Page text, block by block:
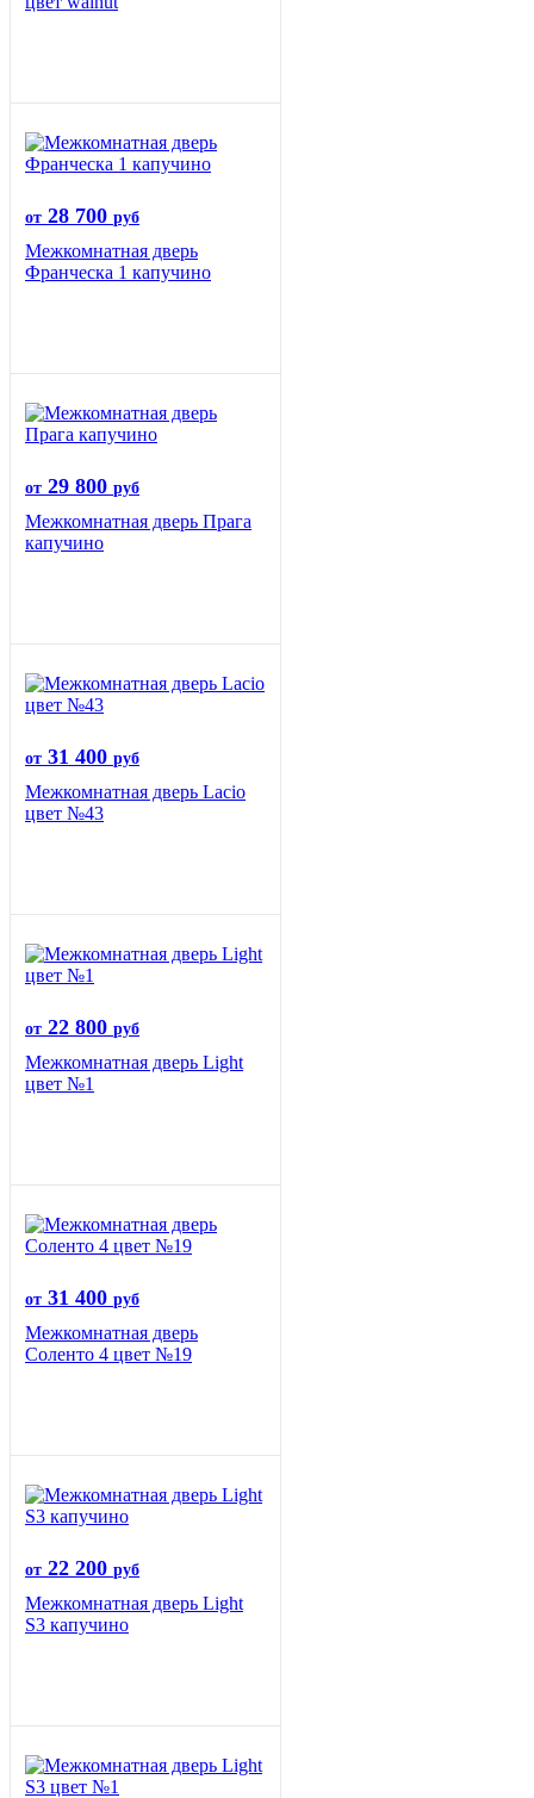
от 28 700 руб
Межкомнатная дверь
Франческа 1 капучино
от 29 800 руб
Межкомнатная дверь Прага
капучино
от 31 400 руб
Межкомнатная дверь Lacio
цвет №43
от 22 800 руб
Межкомнатная дверь Light
цвет №1
от 31 400 руб
Межкомнатная дверь
Соленто 4 цвет №19
от 22 200 руб
Межкомнатная дверь Light
S3 капучино